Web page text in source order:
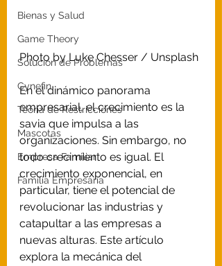
Bienas y Salud
Game Theory
Solución de Problemas
Cynefin
Teoría de Restricciones
Mascotas
Empresa Familiar
Familia Empresaria
Photo by Luke Chesser / Unsplash
En el dinámico panorama
empresarial, el crecimiento es la
savia que impulsa a las
organizaciones. Sin embargo, no
todo crecimiento es igual. El
crecimiento exponencial, en
particular, tiene el potencial de
revolucionar las industrias y
catapultar a las empresas a
nuevas alturas. Este artículo
explora la mecánica del